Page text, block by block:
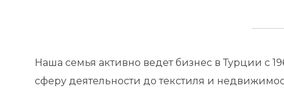
Северного Кипра
Северного кипра
Наша семья активно ведет бизнес в Турции с
сферу деятельности до текстиля и